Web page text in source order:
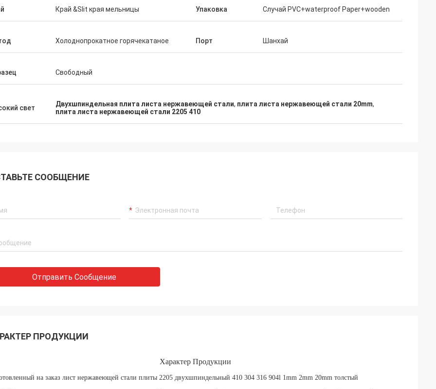
Край &Slit края мельницы Упаковка Случай PVC+waterproof Paper+wooden
Холоднопрокатное горячекатаное Порт Шанхай
Свободный
свет Двухшпиндельная плита листа нержавеющей стали, плита листа нержавеющей стали 20mm,
плита листа нержавеющей стали 2205 410
СООБЩЕНИЕ
Отправить Сообщение
ПРОДУКЦИИ
Характер Продукции
на заказ лист нержавеющей стали плиты 2205 двухшпиндельный 410 304 316 904l 1mm 2mm 20mm толстый